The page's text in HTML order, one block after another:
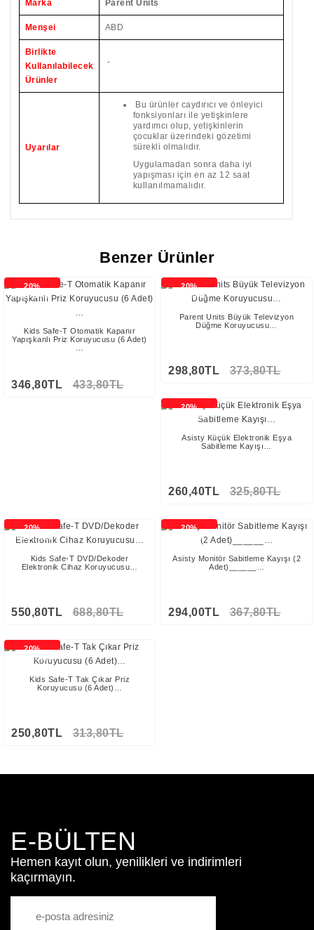
Marka Parent Units
Menşei ABD
Birlikte
Kullanılabilecek
Ürünler
-
Uyarılar
Bu ürünler caydırıcı ve önleyici
fonksiyonları ile yetişkinlere
yardımcı olup, yetişkinlerin
çocuklar üzerindeki gözetimi
sürekli olmalıdır.
Uygulamadan sonra daha iyi
yapışması için en az 12 saat
kullanılmamalıdır.
Benzer Ürünler
20%
İNDİRİMLİ
Kids Safe-T Otomatik Kapanır
Yapışkanlı Priz Koruyucusu (6 Adet)
346,80TL 433,80TL
20%
İNDİRİMLİ
Parent Units Büyük Televizyon
Düğme Koruyucusu…
298,80TL 373,80TL
20%
İNDİRİMLİ
Asisty Küçük Elektronik Eşya
Sabitleme Kayışı…
260,40TL 325,80TL
20%
İNDİRİMLİ
Kids Safe-T DVD/Dekoder
Elektronik Cihaz Koruyucusu…
550,80TL 688,80TL
20%
İNDİRİMLİ
Asisty Monitör Sabitleme Kayışı (2
Adet)______…
294,00TL 367,80TL
20%
İNDİRİMLİ
Kids Safe-T Tak Çıkar Priz
Koruyucusu (6 Adet)…
250,80TL 313,80TL
E-BÜLTEN
Hemen kayıt olun, yenilikleri ve indirimleri
kaçırmayın.